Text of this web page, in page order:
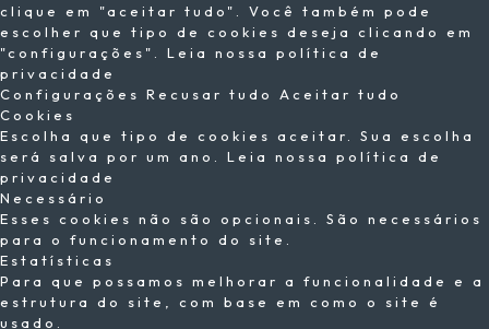
clique em "aceitar tudo". Você também pode
escolher que tipo de cookies deseja clicando em
"configurações". Leia nossa política de
privacidade
Configurações Recusar tudo Aceitar tudo
Cookies
Escolha que tipo de cookies aceitar. Sua escolha
será salva por um ano. Leia nossa política de
privacidade
Necessário
Esses cookies não são opcionais. São necessários
para o funcionamento do site.
Estatísticas
Para que possamos melhorar a funcionalidade e a
estrutura do site, com base em como o site é
usado.